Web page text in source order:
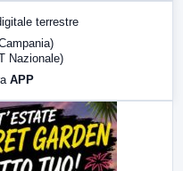
LabNews (replica)
terrestre
Nazionale)
APP